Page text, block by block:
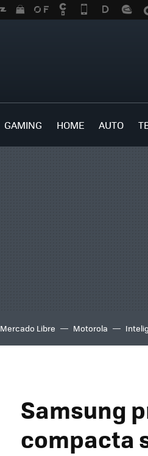
GAMING HOME AUTO
Mercado Libre Motorola
Samsung
compacta